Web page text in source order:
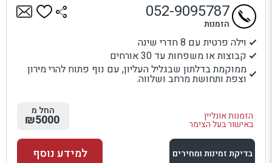
וילה פרטית עם 8 חדרי שינה
קבוצות או משפחות עד 30 אורחים
ממוקמת בדלתון שבגליל העליון, עם נוף פתוח להרי מירון
וצפת ותחושת מרחב ושלווה.
הזמנות אונליין
באישור בעל הצימר
052-9095787
הזמנות
החל מ
₪5000
בדיקת זמינות ומחירים למידע נוסף